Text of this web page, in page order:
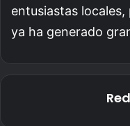
entusiastas
ya ha generado